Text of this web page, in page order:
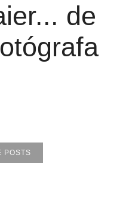
de
POSTS